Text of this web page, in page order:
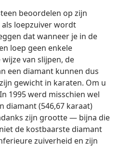
beoordelen op zijn
als loepzuiver wordt
dat wanneer je in de
loep geen enkele
van slijpen, de
een diamant kunnen dus
gewicht in karaten. Om u
1995 werd misschien wel
diamant (546,67 karaat)
zijn grootte — bijna die
de kostbaarste diamant
zuiverheid en zijn